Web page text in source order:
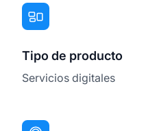
Tipo de producto
Servicios digitales